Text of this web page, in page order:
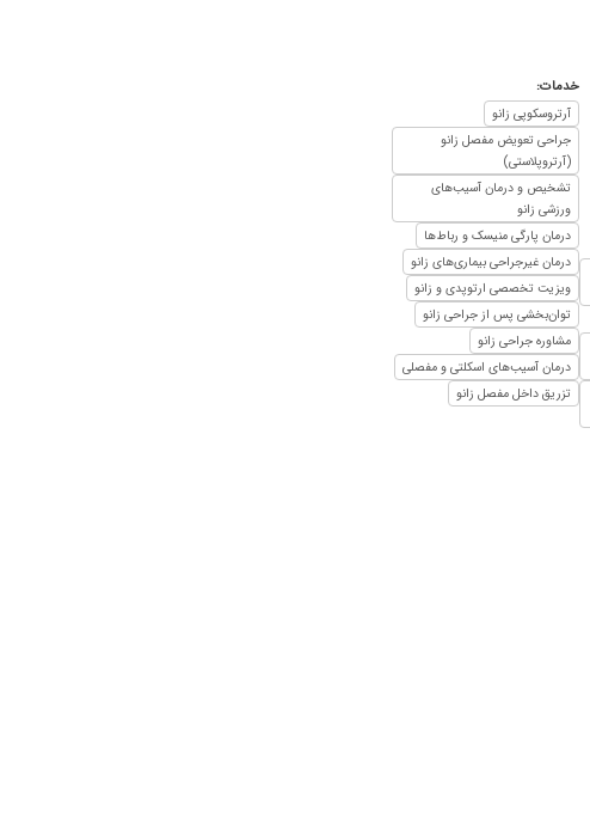
خدمات:
آرتروسکوپی زانو
جراحی تعویض مفصل زانو
(آرتروپلاستی)
تشخیص و درمان آسیب‌های
ورزشی زانو
درمان پارگی منیسک و رباط‌ها
درمان غیرجراحی بیماری‌های زانو
ویزیت تخصصی ارتوپدی و زانو
توان‌بخشی پس از جراحی زانو
مشاوره جراحی زانو
درمان آسیب‌های اسکلتی و مفصلی
تزریق داخل مفصل زانو